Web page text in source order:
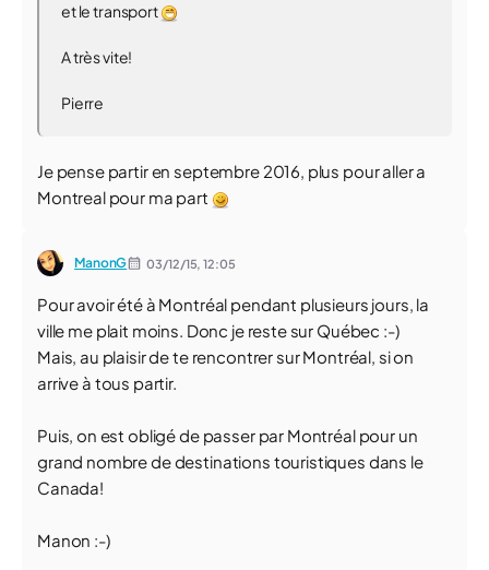
et le transport
A très vite!
Pierre
Je pense partir en septembre 2016, plus pour aller a
Montreal pour ma part
ManonG 03/12/15,12:05
Pour avoir été à Montréal pendant plusieurs jours, la
ville me plait moins. Donc je reste sur Québec :-)
Mais, au plaisir de te rencontrer sur Montréal, si on
arrive à tous partir.
Puis, on est obligé de passer par Montréal pour un
grand nombre de destinations touristiques dans le
Canada!
Manon :-)